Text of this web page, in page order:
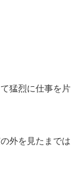
猛烈に仕事を片
外を見たまでは